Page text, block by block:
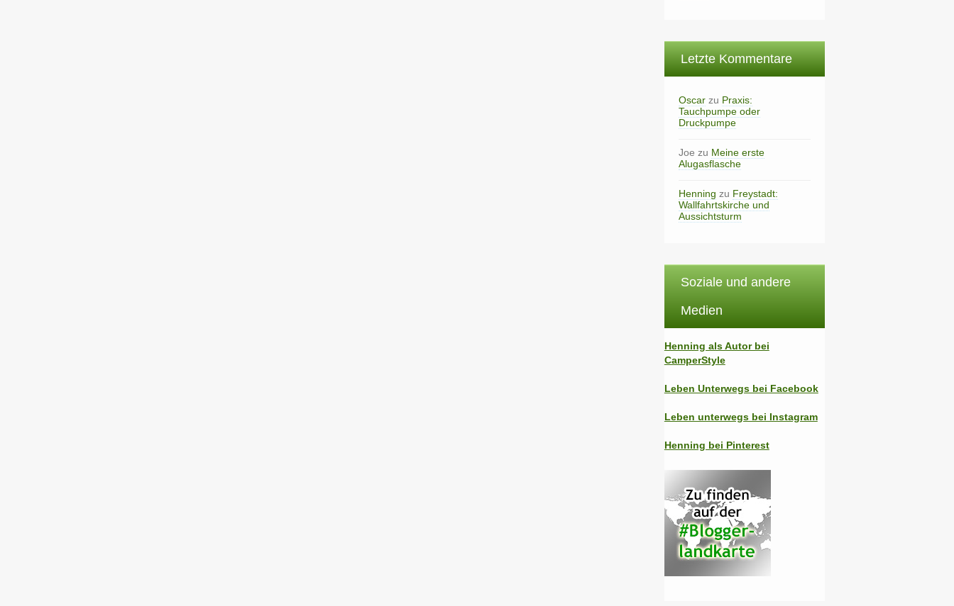
Letzte Kommentare
Oscarzu Praxis:
Tauchpumpe oder
Druckpumpe
Joe zu Meine erste
Alugasflasche
Henning zu Freystadt:
Wallfahrtskirche und
Aussichtsturm
Soziale und andere
Medien
Henning als Autor bei
CamperStyle
Leben Unterwegs bei Facebook
Leben unterwegs bei Instagram
Henning bei Pinterest